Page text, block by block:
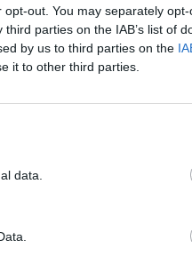
out. You may separately
parties on the IAB’s list of
by us to third parties on the
it to other third parties.
data.
norādītas € ar PVN.
var atšķirties, kā to nosaka